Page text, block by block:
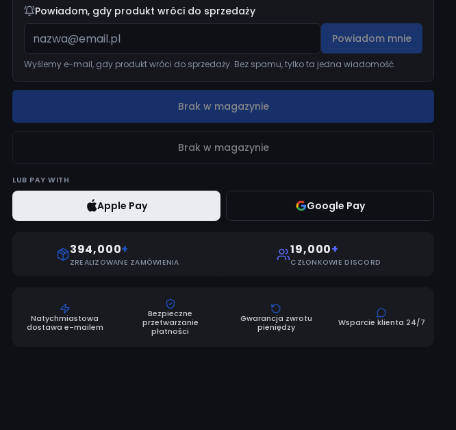
Powiadom, gdy produkt wróci do sprzedaży
Powiadom mnie
Wyślemy e-mail, gdy produkt wróci do sprzedaży. Bez spamu, tylko ta jedna wiadomość.
Brak w magazynie
Brak w magazynie
LUB PAY WITH
Apple Pay Google Pay
394,000+
ZREALIZOWANE ZAMÓWIENIA
19,000+
CZŁONKOWIE DISCORD
Natychmiastowa
dostawa e-mailem
Bezpieczne
przetwarzanie
płatności
Gwarancja zwrotu
pieniędzy
Wsparcie klienta 24/7